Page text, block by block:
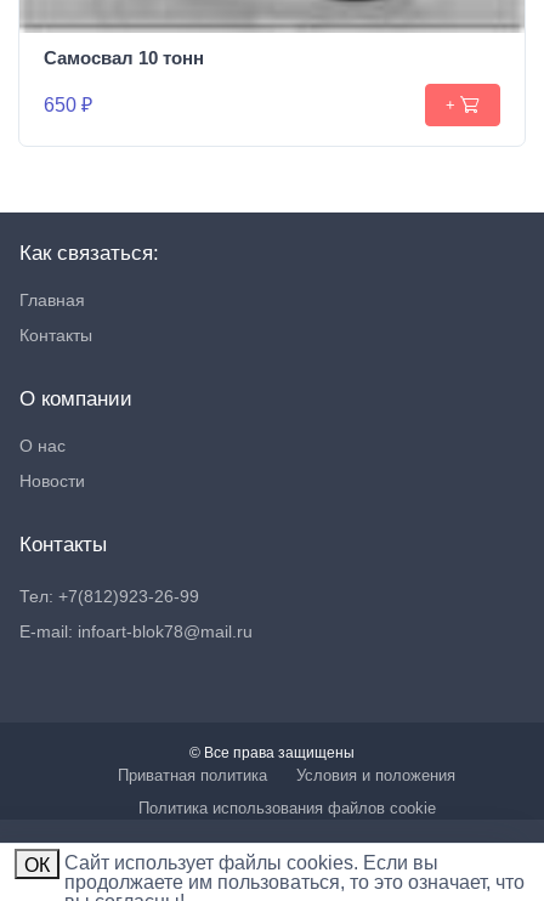
Самосвал 10 тонн
650 ₽ +
Как связаться:
Главная
Контакты
О компании
О нас
Новости
Контакты
Тел: +7(812)923-26-99
E-mail: infoart-blok78@mail.ru
© Все права защищены
Приватная политика
Условия и положения
Политика использования файлов cookie
ОК
Cайт использует файлы cookies. Если вы
продолжаете им пользоваться, то это означает, что